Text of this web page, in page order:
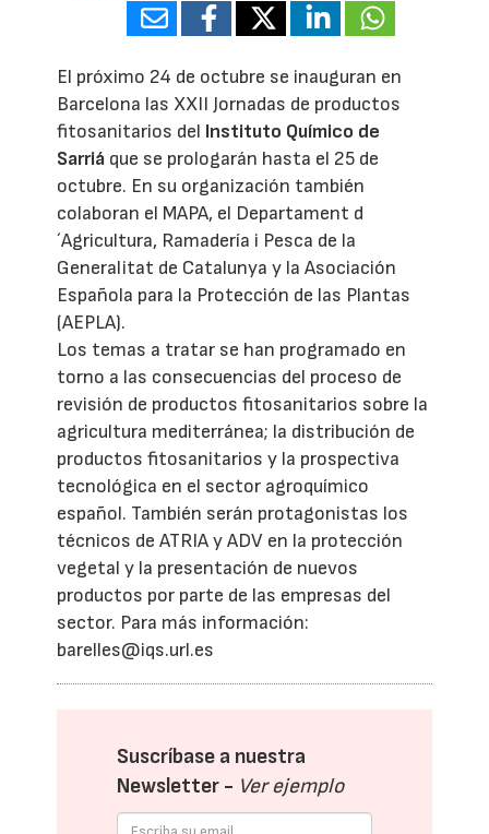
El próximo 24 de octubre se inauguran en
Barcelona las XXII Jornadas de productos
fitosanitarios del Instituto Químico de
Sarriá que se prologarán hasta el 25 de
octubre. En su organización también
colaboran el MAPA, el Departament d
´Agricultura, Ramadería i Pesca de la
Generalitat de Catalunya y la Asociación
Española para la Protección de las Plantas
(AEPLA).
Los temas a tratar se han programado en
torno a las consecuencias del proceso de
revisión de productos fitosanitarios sobre la
agricultura mediterránea; la distribución de
productos fitosanitarios y la prospectiva
tecnológica en el sector agroquímico
español. También serán protagonistas los
técnicos de ATRIA y ADV en la protección
vegetal y la presentación de nuevos
productos por parte de las empresas del
sector. Para más información:
barelles@iqs.url.es
Suscríbase a nuestra
Newsletter - Ver ejemplo